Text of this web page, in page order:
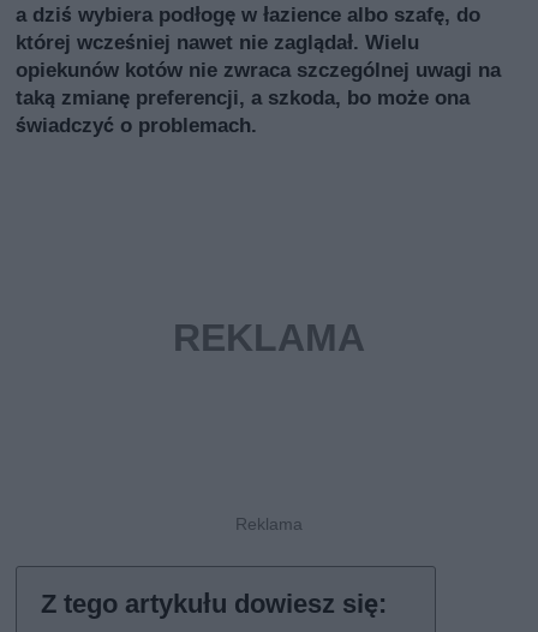
a dziś wybiera podłogę w łazience albo szafę, do
której wcześniej nawet nie zaglądał. Wielu
opiekunów kotów nie zwraca szczególnej uwagi na
taką zmianę preferencji, a szkoda, bo może ona
świadczyć o problemach.